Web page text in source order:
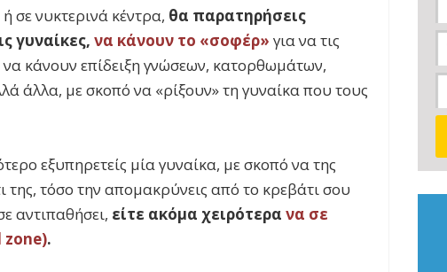
σε νυκτερινά κέντρα, θα παρατηρήσεις
γυναίκες, να κάνουν το «σοφέρ» για να τις
κάνουν επίδειξη γνώσεων, κατορθωμάτων,
άλλα, με σκοπό να «ρίξουν» τη γυναίκα που τους
εξυπηρετείς μία γυναίκα, με σκοπό να της
της, τόσο την απομακρύνεις από το κρεβάτι σου
αντιπαθήσει, είτε ακόμα χειρότερα να σε
zone).